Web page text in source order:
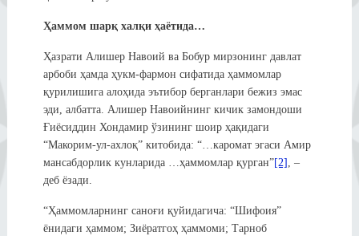
Ҳаммом шарқ халқи ҳаётида…
Ҳазрати Алишер Навоий ва Бобур мирзонинг давлат
арбоби ҳамда ҳукм-фармон сифатида ҳаммомлар
қурилишига алоҳида эътибор берганлари бежиз эмас
эди, албатта. Алишер Навоийнинг кичик замондоши
Ғиёсиддин Хондамир ўзининг шоир ҳақидаги
“Макорим-ул-ахлоқ” китобида: “…каромат эгаси Амир
мансабдорлик кунларида …ҳаммомлар қурган”[2]
, –
деб ёзади.
“Ҳаммомларнинг саноғи қуйидагича: “Шифоия”
ёнидаги ҳаммом; Зиёратгоҳ ҳаммоми; Тарноб